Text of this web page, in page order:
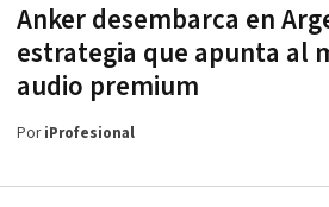
Anker desembarca en
estrategia que apunta al
audio premium
PoriProfesional